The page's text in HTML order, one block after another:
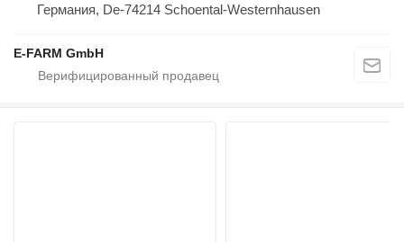
Германия, De-74214 Schoental-Westernhausen
E-FARM GmbH